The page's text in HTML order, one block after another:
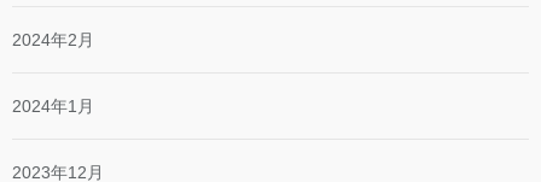
2024年2月
2024年1月
2023年12月